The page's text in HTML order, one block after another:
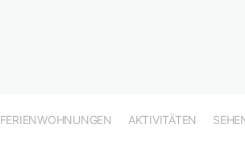
FERIENWOHNUNGEN AKTIVITÄTEN